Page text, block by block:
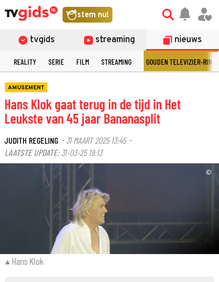
stem nu!
tvgids streaming nieuws
REALITY SERIE FILM STREAMING GOUDEN TELEVIZIER-RING
AMUSEMENT
Hans Klok gaat terug in de tijd in Het
Leukste van 45 jaar Bananasplit
JUDITH REGELING · 31 MAART 2025 13:45·
LAATSTE UPDATE: 31-03-25 19:13
©
Hans Klok